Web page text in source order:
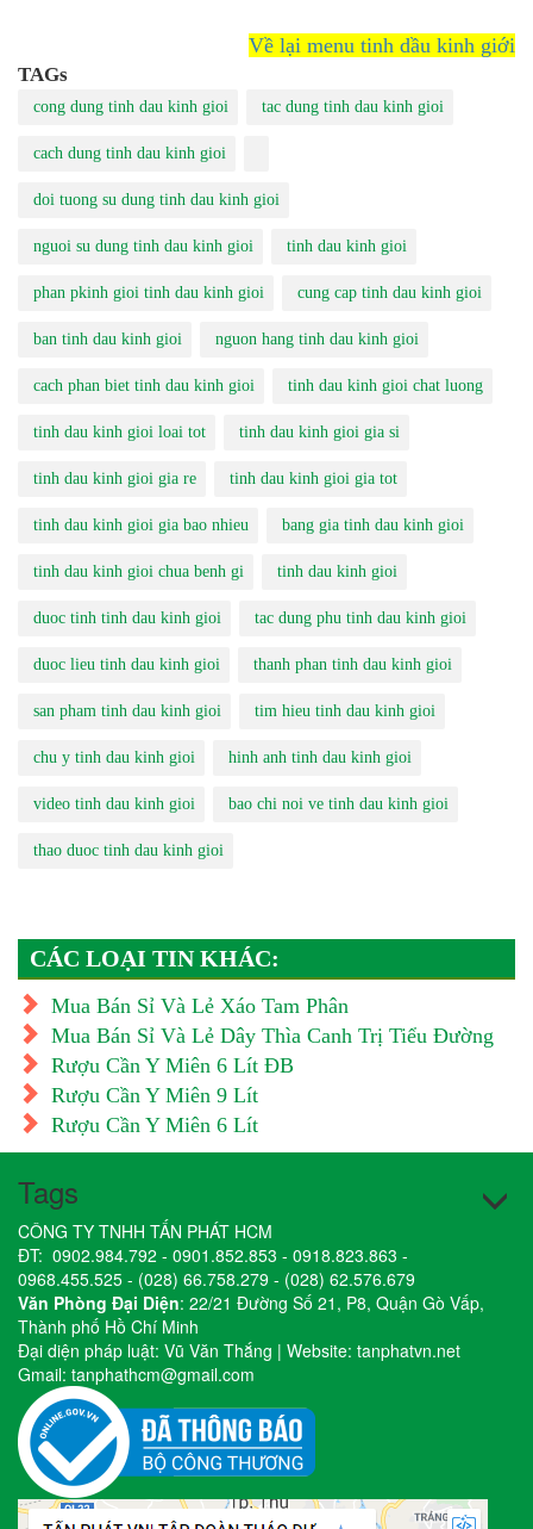
Về lại menu tinh dầu kinh giới
TAGs
cong dung tinh dau kinh gioi tac dung tinh dau kinh gioi
cach dung tinh dau kinh gioi
doi tuong su dung tinh dau kinh gioi
nguoi su dung tinh dau kinh gioi tinh dau kinh gioi
phan pkinh gioi tinh dau kinh gioi cung cap tinh dau kinh gioi
ban tinh dau kinh gioi nguon hang tinh dau kinh gioi
cach phan biet tinh dau kinh gioi tinh dau kinh gioi chat luong
tinh dau kinh gioi loai tot tinh dau kinh gioi gia si
tinh dau kinh gioi gia re tinh dau kinh gioi gia tot
tinh dau kinh gioi gia bao nhieu bang gia tinh dau kinh gioi
tinh dau kinh gioi chua benh gi tinh dau kinh gioi
duoc tinh tinh dau kinh gioi tac dung phu tinh dau kinh gioi
duoc lieu tinh dau kinh gioi thanh phan tinh dau kinh gioi
san pham tinh dau kinh gioi tim hieu tinh dau kinh gioi
chu y tinh dau kinh gioi hinh anh tinh dau kinh gioi
video tinh dau kinh gioi bao chi noi ve tinh dau kinh gioi
thao duoc tinh dau kinh gioi
CÁC LOẠI TIN KHÁC:
Mua Bán Sỉ Và Lẻ Xáo Tam Phân
Mua Bán Sỉ Và Lẻ Dây Thìa Canh Trị Tiểu Đường
Rượu Cần Y Miên 6 Lít ĐB
Rượu Cần Y Miên 9 Lít
Rượu Cần Y Miên 6 Lít
Tags
CÔNG TY TNHH TẤN PHÁT HCM
ĐT: 0902.984.792 - 0901.852.853 - 0918.823.863 -
0968.455.525 - (028) 66.758.279 - (028) 62.576.679
Văn Phòng Đại Diện: 22/21 Đường Số 21, P8, Quận Gò Vấp,
Thành phố Hồ Chí Minh
Đại diện pháp luật: Vũ Văn Thắng | Website: tanphatvn.net
Gmail: tanphathcm@gmail.com